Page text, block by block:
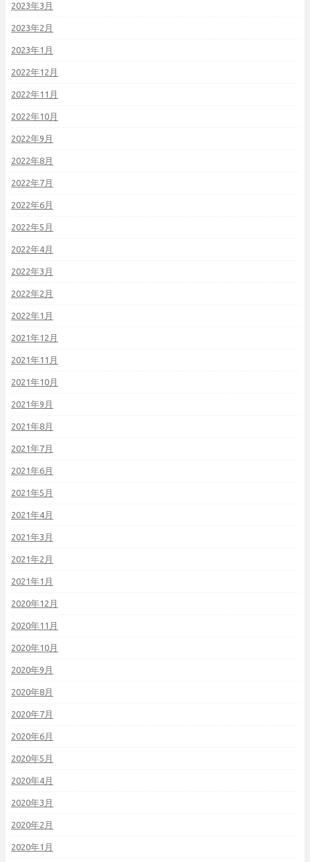
2023年3月
2023年2月
2023年1月
2022年12月
2022年11月
2022年10月
2022年9月
2022年8月
2022年7月
2022年6月
2022年5月
2022年4月
2022年3月
2022年2月
2022年1月
2021年12月
2021年11月
2021年10月
2021年9月
2021年8月
2021年7月
2021年6月
2021年5月
2021年4月
2021年3月
2021年2月
2021年1月
2020年12月
2020年11月
2020年10月
2020年9月
2020年8月
2020年7月
2020年6月
2020年5月
2020年4月
2020年3月
2020年2月
2020年1月